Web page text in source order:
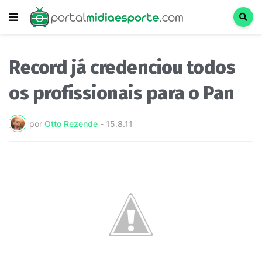
Record já credenciou todos
os profissionais para o Pan
por Otto Rezende - 15.8.11